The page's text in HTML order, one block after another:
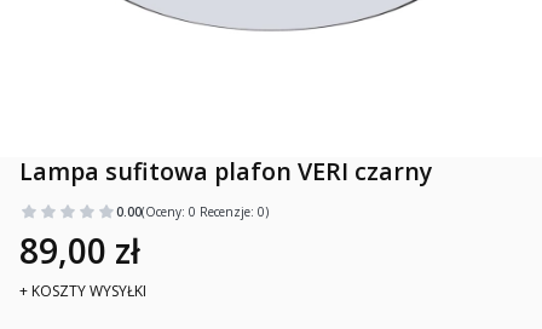
Lampa sufitowa plafon VERI czarny
0.00(Oceny: 0 Recenzje: 0)
89,00 zł
+ KOSZTY WYSYŁKI